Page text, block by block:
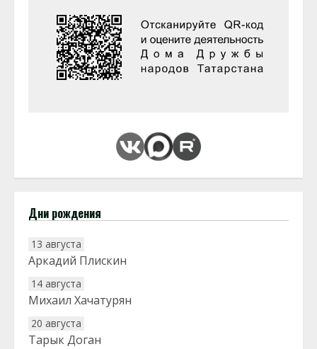
Дни рождения
13 августа
Аркадий Плискин
14 августа
Михаил Хачатурян
20 августа
Тарык Доган